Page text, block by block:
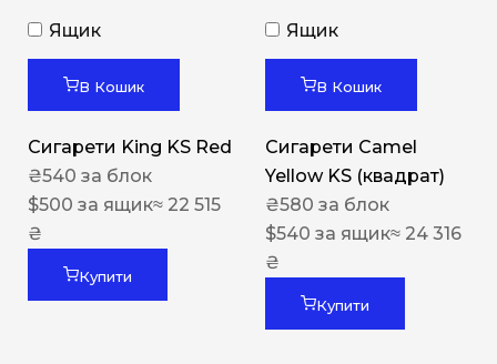
Ящик
В Кошик
Сигарети King KS Red
₴540 за блок
$500 за ящик≈ 22 515
₴
Купити
Ящик
В Кошик
Сигарети Camel
Yellow KS (квадрат)
₴580 за блок
$540 за ящик≈ 24 316
₴
Купити